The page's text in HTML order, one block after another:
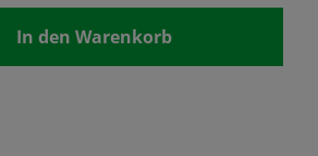
gewünschten Wert ein
In den Warenkorb